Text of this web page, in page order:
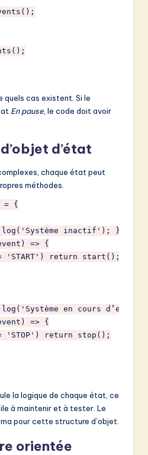
quels cas existent. Si le
En pause , le code doit avoir
d’état
chaque état peut
méthodes.
= {
inactif'); },
=> {
'START') return start();
en cours
=> {
'STOP') return stop();
la logique de chaque état, ce
à maintenir et à tester. Le
pour cette structure d’objet.
orientée